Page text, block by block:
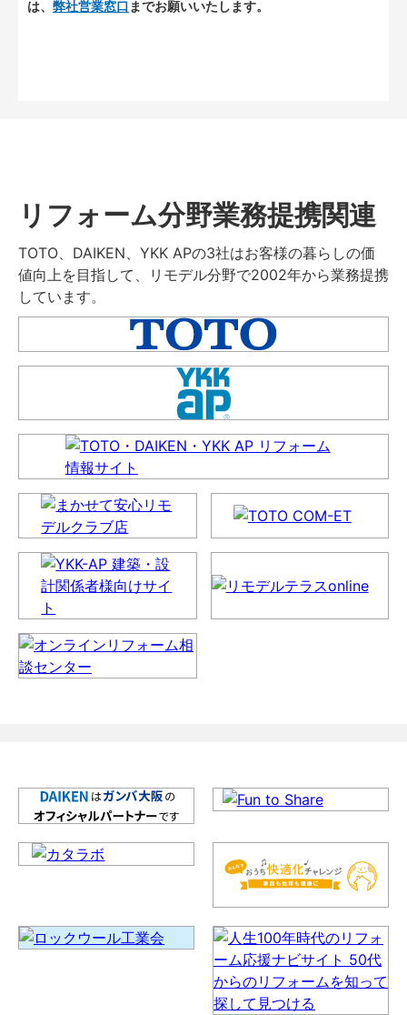
は、 弊社営業窓口 までお願いいたします。
リフォーム分野業務提携関連
TOTO、DAIKEN、YKK APの3社はお客様の暮らしの価
値向上を目指して、リモデル分野で2002年から業務提携
しています。